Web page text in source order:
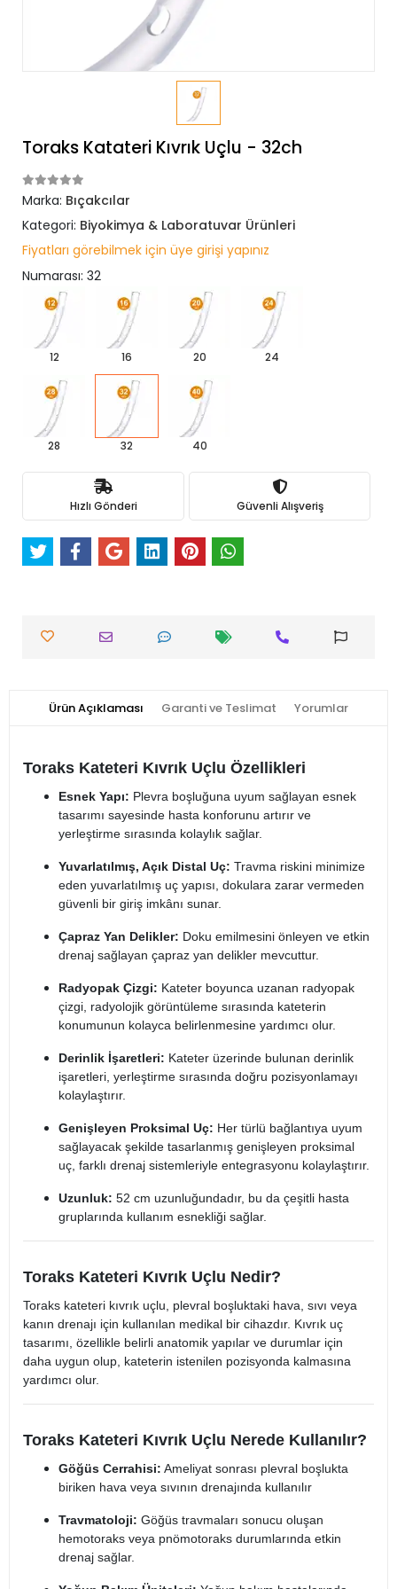
Toraks Katateri Kıvrık Uçlu - 32ch
Marka: Bıçakcılar
Kategori: Biyokimya & Laboratuvar Ürünleri
Fiyatları görebilmek için üye girişi yapınız
Numarası: 32
12 16 20 24
28 32 40
Hızlı Gönderi Güvenli Alışveriş
Ürün Açıklaması Garanti ve Teslimat Yorumlar
Toraks Kateteri Kıvrık Uçlu Özellikleri
Esnek Yapı: Plevra boşluğuna uyum sağlayan esnek
tasarımı sayesinde hasta konforunu artırır ve
yerleştirme sırasında kolaylık sağlar.
Yuvarlatılmış, Açık Distal Uç: Travma riskini minimize
eden yuvarlatılmış uç yapısı, dokulara zarar vermeden
güvenli bir giriş imkânı sunar.
Çapraz Yan Delikler: Doku emilmesini önleyen ve etkin
drenaj sağlayan çapraz yan delikler mevcuttur.
Radyopak Çizgi: Kateter boyunca uzanan radyopak
çizgi, radyolojik görüntüleme sırasında kateterin
konumunun kolayca belirlenmesine yardımcı olur.
Derinlik İşaretleri: Kateter üzerinde bulunan derinlik
işaretleri, yerleştirme sırasında doğru pozisyonlamayı
kolaylaştırır.
Genişleyen Proksimal Uç: Her türlü bağlantıya uyum
sağlayacak şekilde tasarlanmış genişleyen proksimal
uç, farklı drenaj sistemleriyle entegrasyonu kolaylaştırır.
Uzunluk: 52 cm uzunluğundadır, bu da çeşitli hasta
gruplarında kullanım esnekliği sağlar.
Toraks Kateteri Kıvrık Uçlu Nedir?
Toraks kateteri kıvrık uçlu, plevral boşluktaki hava, sıvı veya
kanın drenajı için kullanılan medikal bir cihazdır. Kıvrık uç
tasarımı, özellikle belirli anatomik yapılar ve durumlar için
daha uygun olup, kateterin istenilen pozisyonda kalmasına
yardımcı olur.​
Toraks Kateteri Kıvrık Uçlu Nerede Kullanılır?
Göğüs Cerrahisi: Ameliyat sonrası plevral boşlukta
biriken hava veya sıvının drenajında kullanılır
Travmatoloji: Göğüs travmaları sonucu oluşan
hemotoraks veya pnömotoraks durumlarında etkin
drenaj sağlar.​